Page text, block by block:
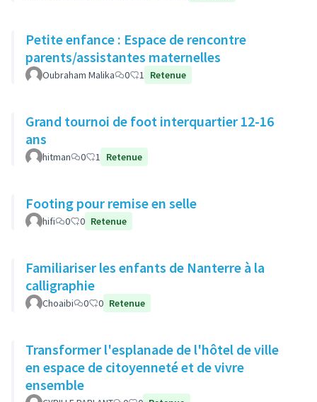
Petite enfance : Espace de rencontre
parents/assistantes maternelles
Oubraham Malika 0 1 Retenue
Grand tournoi de foot interquartier 12-16
ans
hitman 0 1 Retenue
Footing pour remise en selle
hifi 0 0 Retenue
Familiariser les enfants de Nanterre à la
calligraphie
Choaibi 0 0 Retenue
Transformer l'esplanade de l'hôtel de ville
en espace de citoyenneté et de vivre
ensemble